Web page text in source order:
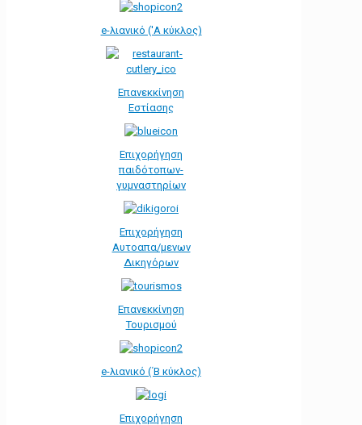
e-λιανικό ('Α κύκλος)
Επανεκκίνηση
Εστίασης
Επιχορήγηση
παιδότοπων-
γυμναστηρίων
Επιχορήγηση
Αυτοαπα/μενων
Δικηγόρων
Επανεκκίνηση
Τουρισμού
e-λιανικό (΄Β κύκλος)
Επιχορήγηση